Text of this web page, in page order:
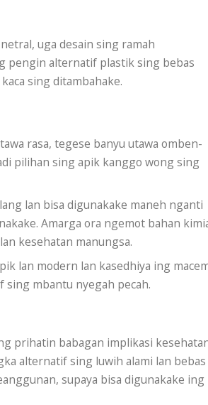
uga desain sing ramah
pengin alternatif plastik sing bebas
sing ditambahake.
rasa, tegese banyu utawa omben-
pilihan sing apik kanggo wong sing
lan bisa digunakake maneh nganti
Amarga ora ngemot bahan
kesehatan manungsa.
lan modern lan kasedhiya ing
mbantu nyegah pecah.
prihatin babagan implikasi
alternatif sing luwih alami lan bebas
supaya bisa digunakake ing